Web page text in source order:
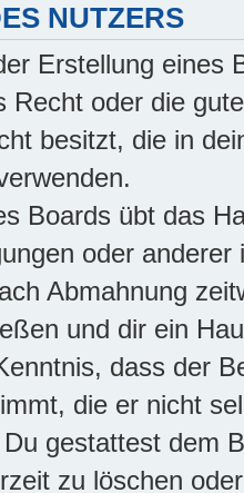
NUTZERS
Erstellung eines
Recht oder die
besitzt, die in
Boards übt das
oder
Abmahnung
und dir ein
dass der
die er nicht
gestattest dem
zu löschen